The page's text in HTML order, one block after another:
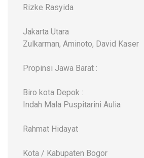
Rizke Rasyida
Jakarta Utara
Zulkarman, Aminoto, David Kaser
Propinsi Jawa Barat :
Biro kota Depok :
Indah Mala Puspitarini Aulia
Rahmat Hidayat
Kota / Kabupaten Bogor